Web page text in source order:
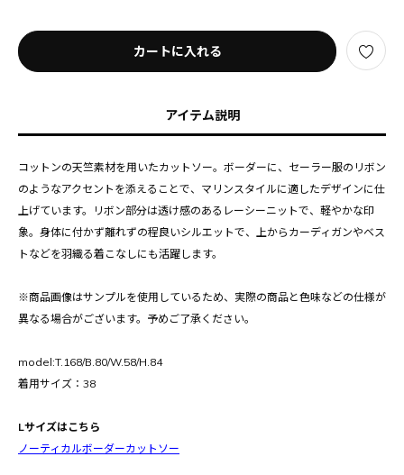
カートに入れる
アイテム説明
コットンの天竺素材を用いたカットソー。ボーダーに、セーラー服のリボン
のようなアクセントを添えることで、マリンスタイルに適したデザインに仕
上げています。リボン部分は透け感のあるレーシーニットで、軽やかな印
象。身体に付かず離れずの程良いシルエットで、上からカーディガンやベス
トなどを羽織る着こなしにも活躍します。
※商品画像はサンプルを使用しているため、実際の商品と色味などの仕様が
異なる場合がございます。予めご了承ください。
model:T.168/B.80/W.58/H.84
着用サイズ：38
Lサイズはこちら
ノーティカルボーダーカットソー